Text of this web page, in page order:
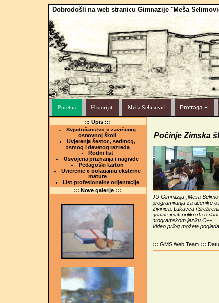
Dobrodošli na web stranicu Gimnazije "Meša
Početna Historijat Meša Selimović Pretraga
::: Upis :::
Svjedočanstvo o završenoj
osnovnoj školi
Uvjerenja šestog, sedmog,
osmog i devetog razreda
Rodni list
Osvojena priznanja i nagrade
Pedagoški karton
Uvjerenje o polaganju eksterne
mature
List profesionalne orijentacije
::: Nove galerije :::
Počinje Zimska
JU Gimnazija „Meša
programiranja za učenike
Živinica, Lukavca i
godine imati priliku da
programskom jeziku C++.
Video prilog možete
:::GMS Web Team :::